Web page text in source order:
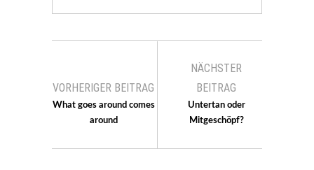
VORHERIGER BEITRAG
What goes around comes
around
NÄCHSTER
BEITRAG
Untertan oder
Mitgeschöpf?